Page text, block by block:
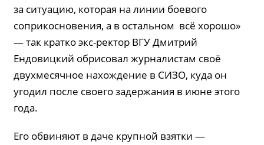
за ситуацию, которая на линии боевого
соприкосновения, а в остальном всё хорошо»
— так кратко экс-ректор ВГУ Дмитрий
Ендовицкий обрисовал журналистам своё
двухмесячное нахождение в СИЗО, куда он
угодил после своего задержания в июне этого
года.
Его обвиняют в даче крупной взятки —